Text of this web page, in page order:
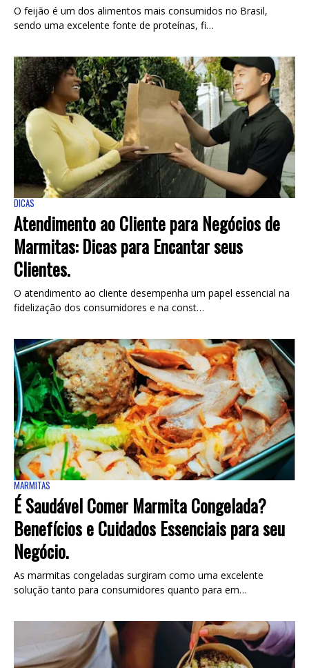
O feijão é um dos alimentos mais consumidos no Brasil,
sendo uma excelente fonte de proteínas, fi…
DICAS
Atendimento ao Cliente para Negócios de
Marmitas: Dicas para Encantar seus
Clientes.
O atendimento ao cliente desempenha um papel essencial na
fidelização dos consumidores e na const…
MARMITAS
É Saudável Comer Marmita Congelada?
Benefícios e Cuidados Essenciais para seu
Negócio.
As marmitas congeladas surgiram como uma excelente
solução tanto para consumidores quanto para em…